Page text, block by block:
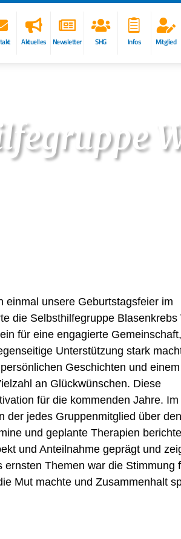

Aktuelles

Newsletter

SHG

Infos

Mitglied
einmal unsere Geburtstagsfeier im
die Selbsthilfegruppe Blasenkrebs
für eine engagierte
Unterstützung stark
Geschichten und
an Glückwünschen. Diese
für die kommenden Jahre. Im
der jedes Gruppenmitglied über den
und geplante Therapien
und Anteilnahme geprägt und
Themen war die Stimmung
Mut machte und Zusammenhalt